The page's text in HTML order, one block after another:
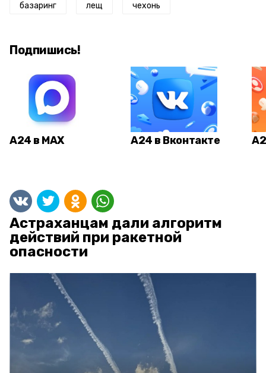
базаринг лещ чехонь
Подпишись!
А24 в MAX А24 в Вконтакте
Астраханцам дали алгоритм
действий при ракетной
опасности